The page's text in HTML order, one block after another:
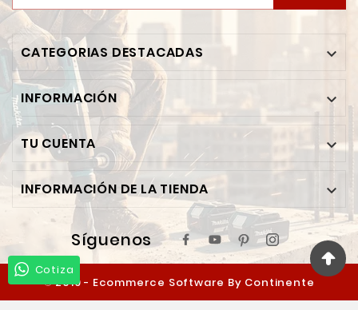
CATEGORIAS DESTACADAS 
INFORMACIÓN 
TU CUENTA 
INFORMACIÓN DE LA TIENDA 
Síguenos
© 2019 - Ecommerce Software By Continente
Ferretero™
Cotiza